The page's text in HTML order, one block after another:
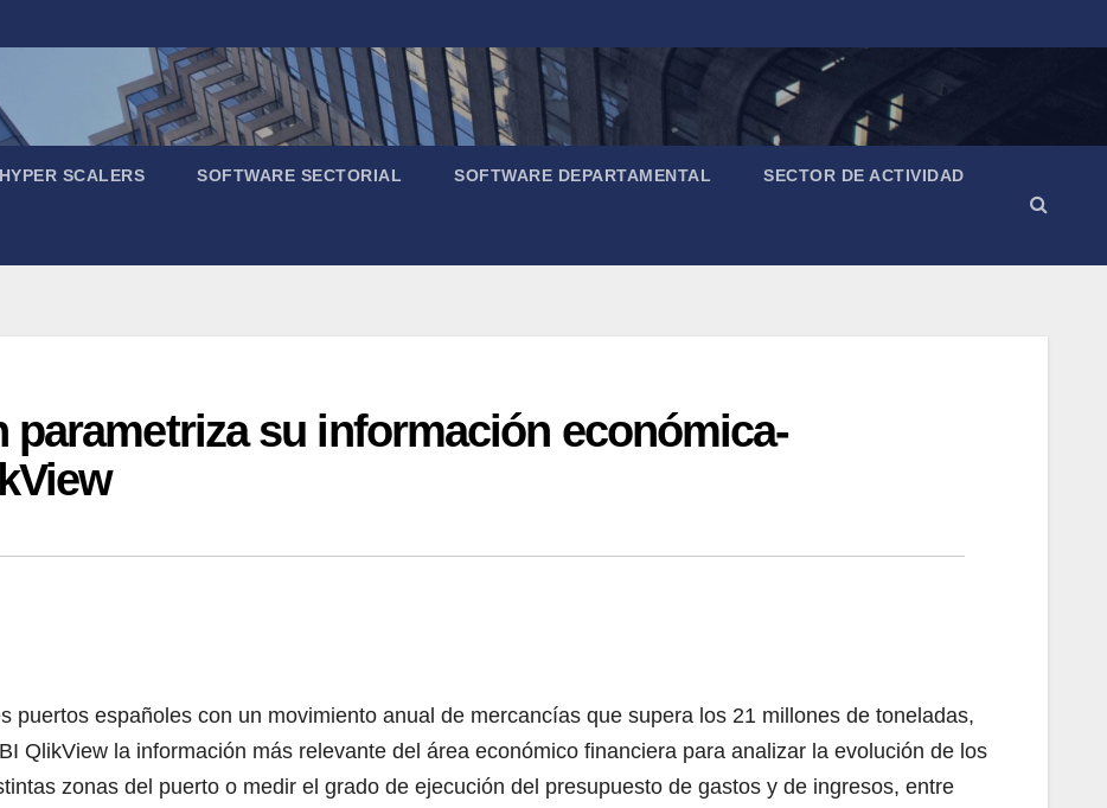
HYPER SCALERS SOFTWARE SECTORIAL SOFTWARE DEPARTAMENTAL SECTOR DE ACTIVIDAD
parametriza su información económica-
puertos españoles con un movimiento anual de mercancías que supera los 21 millones de toneladas,
QlikView la información más relevante del área económico financiera para analizar la evolución de los
zonas del puerto o medir el grado de ejecución del presupuesto de gastos y de ingresos, entre